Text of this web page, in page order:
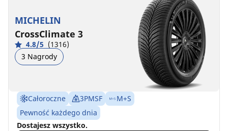
MICHELIN
CrossClimate 3
4.8/5 (1316)
3 Nagrody
Całoroczne 3PMSF
M+S
Pewność każdego dnia
Dostajesz wszystko.